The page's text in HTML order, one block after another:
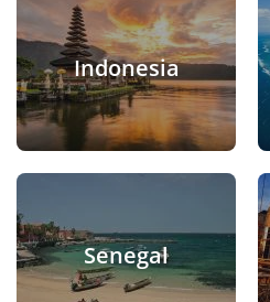
Indonesia
Senegal